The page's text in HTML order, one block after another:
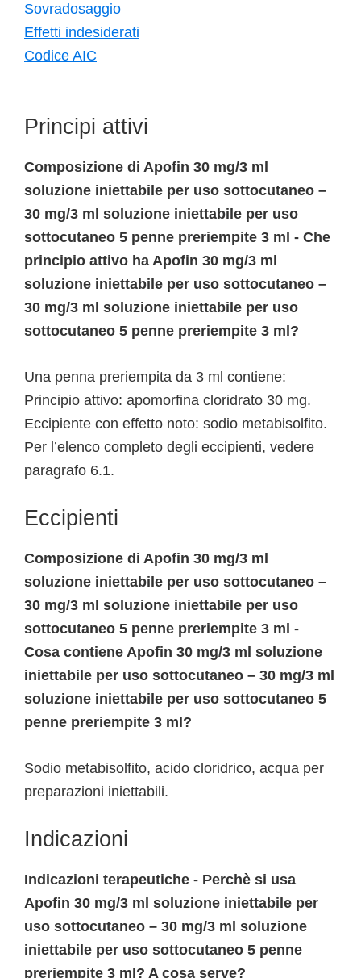
Sovradosaggio
Effetti indesiderati
Codice AIC
Principi attivi
Composizione di Apofin 30 mg/3 ml
soluzione iniettabile per uso sottocutaneo –
30 mg/3 ml soluzione iniettabile per uso
sottocutaneo 5 penne preriempite 3 ml - Che
principio attivo ha Apofin 30 mg/3 ml
soluzione iniettabile per uso sottocutaneo –
30 mg/3 ml soluzione iniettabile per uso
sottocutaneo 5 penne preriempite 3 ml?
Una penna preriempita da 3 ml contiene:
Principio attivo: apomorfina cloridrato 30 mg.
Eccipiente con effetto noto: sodio metabisolfito.
Per l’elenco completo degli eccipienti, vedere
paragrafo 6.1.
Eccipienti
Composizione di Apofin 30 mg/3 ml
soluzione iniettabile per uso sottocutaneo –
30 mg/3 ml soluzione iniettabile per uso
sottocutaneo 5 penne preriempite 3 ml -
Cosa contiene Apofin 30 mg/3 ml soluzione
iniettabile per uso sottocutaneo – 30 mg/3 ml
soluzione iniettabile per uso sottocutaneo 5
penne preriempite 3 ml?
Sodio metabisolfito, acido cloridrico, acqua per
preparazioni iniettabili.
Indicazioni
Indicazioni terapeutiche - Perchè si usa
Apofin 30 mg/3 ml soluzione iniettabile per
uso sottocutaneo – 30 mg/3 ml soluzione
iniettabile per uso sottocutaneo 5 penne
preriempite 3 ml? A cosa serve?